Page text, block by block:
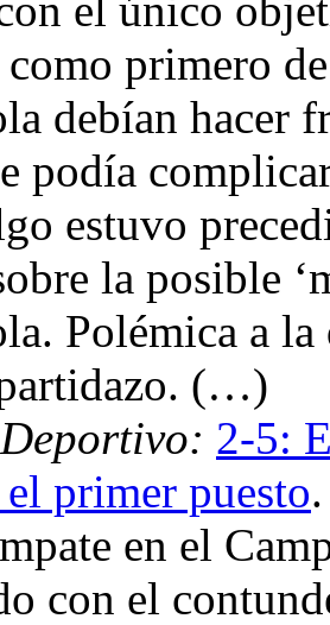
primero
debían hacer
podía
estuvo
la posible
Polémica a
(…)
2-5:
el primer puesto
en el
con el